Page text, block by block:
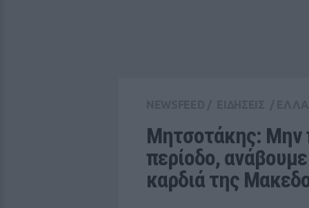
Μητσοτάκης: Μην
περίοδο,
καρδιά της